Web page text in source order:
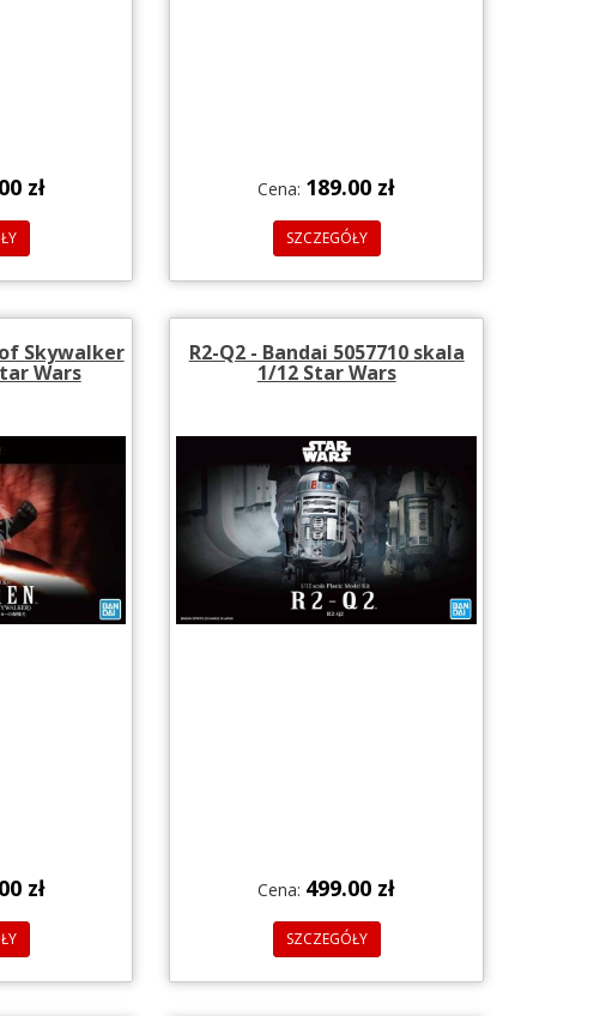
zł Cena: 189.00 zł
SZCZEGÓŁY
Skywalker
Wars
zł
R2-Q2 - Bandai 5057710 skala
1/12 Star Wars
Cena: 499.00 zł
SZCZEGÓŁY